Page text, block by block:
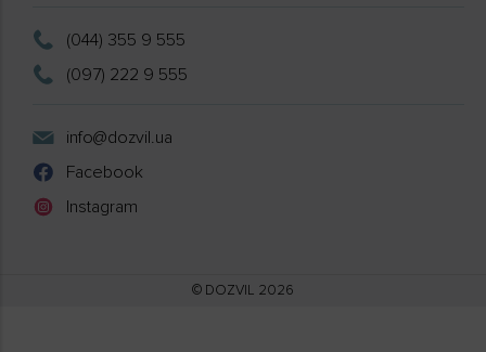
(044) 355 9 555
(097) 222 9 555
info@dozvil.ua
Facebook
Instagram
© DOZVIL 2026